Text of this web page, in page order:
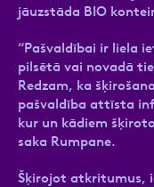
jāuzstāda BIO
“Pašvaldībai ir liela
pilsētā vai novadā
Redzam, ka
pašvaldība attīsta
kur un kādiem
saka Rumpane.
Šķirojot atkritumus,